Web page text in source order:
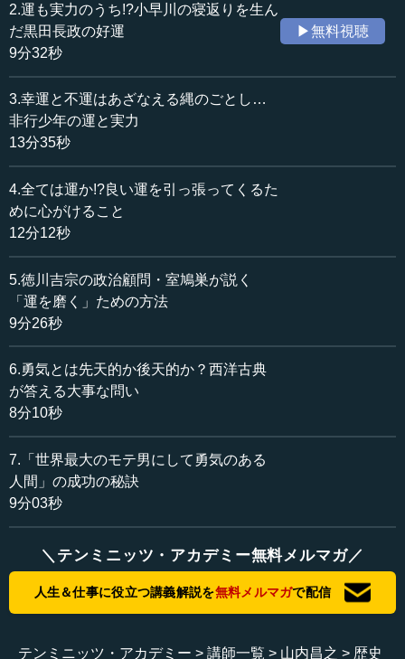
≪全文≫
●富裕と貧困という問題は「運」で決まるのか
ついてで、歴史における「運」について語ってほしいとい
うことがご希望でした。したがって、話としてはなかなか
難しい。私も、あらためて勉強してみたり、資料を読んだ
りを、昨日の夜までしていました。
例えば、中国史において荘子、列子という思想家がいま
す。この人たちは要するに、物事の流れるままに「運」と
いうものも進んでいくのであって、結果として金が貯ま
る、あるいは貯まらないで貧乏になるのは如何ともしがた
いという以前に、「そもそも歴史の流れとはそういうもの
なのだ」と恬淡としている。このような人たちもいたわけ
ところが反面、古代のギリシアの思想家の中には、最初
から富裕という問題と貧困という問題について考える思想
家もいました。
問題は「運」というもので決まるのか、あるいは「運」
とは異なる歴史の要素（すなわち努力、教養、道徳など）
で決まるのか、ということで思想家は分かれるのです。中
国における「諸子百家」と呼ばれる孔子や孟子、それから
先ほど出てきた荘子、その師匠筋に当たる老子などによっ
ても全て違う。問題は「運」とは何かということを考える
際に、ソクラテスあたりからお考えになると分かりやすい
かなと思います。
岩波文庫で一番薄い本とは何か、ご存じですか。あるい
2.運も実力のうち!?小早川の寝返りを生ん
だ黒田長政の好運
9分32秒
▶無料視聴
3.幸運と不運はあざなえる縄のごとし…
非行少年の運と実力
13分35秒
4.全ては運か!?良い運を引っ張ってくるた
めに心がけること
12分12秒
5.徳川吉宗の政治顧問・室鳩巣が説く
「運を磨く」ための方法
9分26秒
6.勇気とは先天的か後天的か？西洋古典
が答える大事な問い
8分10秒
7.「世界最大のモテ男にして勇気のある
人間」の成功の秘訣
9分03秒
＼テンミニッツ・アカデミー無料メルマガ／
人生＆仕事に役立つ講義解説を無料メルマガで配信
テンミニッツ・アカデミー 講師一覧 山内昌之 歴史